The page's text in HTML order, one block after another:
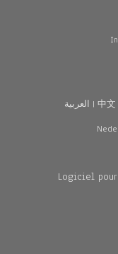
العربية | 中文
Logiciel